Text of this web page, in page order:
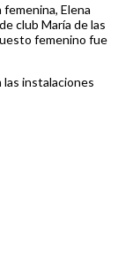
Elena
club María de las
femenino fue
instalaciones